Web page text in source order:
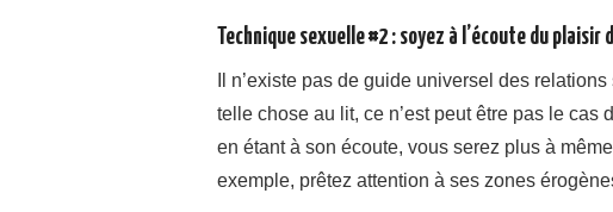
Technique sexuelle #2 : soyez à l’écoute du
Il n’existe pas de guide universel des
telle chose au lit, ce n’est peut être pas le cas
en étant à son écoute, vous serez plus à
exemple, prêtez attention à ses zones